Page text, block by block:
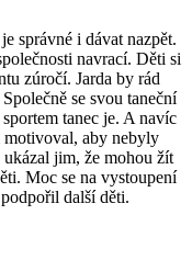
správné i dávat nazpět.
navrací. Děti si
zúročí. Jarda by rád
se svou taneční
tanec je. A navíc
motivoval, aby nebyly
jim, že mohou žít
Moc se na vystoupení
další děti.